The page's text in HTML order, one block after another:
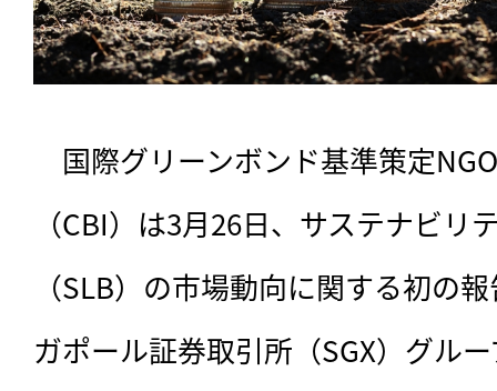
国際グリーンボンド基準策定
（CBI）は3月26日、サステナビリ
（SLB）の市場動向に関する初の
ガポール証券取引所（SGX）グル